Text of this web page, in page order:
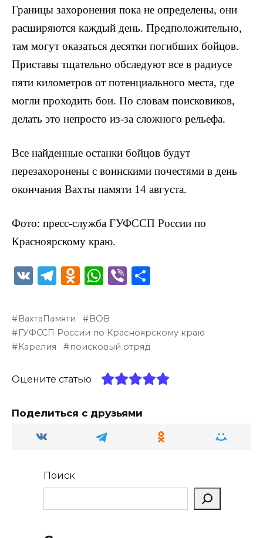
Границы захоронения пока не определены, они
расширяются каждый день. Предположительно,
там могут оказаться десятки погибших бойцов.
Приставы тщательно обследуют все в радиусе
пяти километров от потенциального места, где
могли проходить бои. По словам поисковиков,
делать это непросто из-за сложного рельефа.
Все найденные останки бойцов будут
перезахоронены с воинскими почестями в день
окончания Вахты памяти 14 августа.
Фото: пресс-служба ГУФССП России по
Красноярскому краю.
V
T
e
g
ra
O
n
o
kl
ss
ni
ki
W
a
ts
A
p
p
Vi
р
в
и
ь
ВахтаПамяти
ВОВ
ГУФССП России по Красноярскому краю
Карелия
поисковый отряд
Оцените статью
Поделиться с друзьями
Поиск